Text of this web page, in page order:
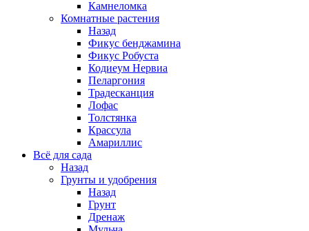
Камнеломка
Комнатные растения
Назад
Фикус бенджамина
Фикус Робуста
Кодиеум Нервиа
Пеларгония
Традесканция
Лофас
Толстянка
Крассула
Амариллис
Всё для сада
Назад
Грунты и удобрения
Назад
Грунт
Дренаж